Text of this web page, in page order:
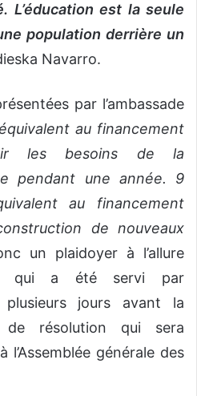
L’éducation est la seule
population derrière un
Navarro.
par l’ambassade
au financement
les besoins de la
pendant une année. 9
au financement
de nouveaux
un plaidoyer à l’allure
qui a été servi par
plusieurs jours avant la
résolution qui sera
générale des